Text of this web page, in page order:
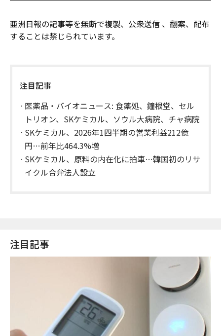
亜洲日報の記事等を無断で複製、公衆送信 、翻案、配布
することは禁じられています。
注目記事
医薬品・バイオニュース: 食薬処、鐘根堂、セル
トリオン、SKケミカル、ソウル大病院、チャ病院
SKケミカル、2026年1四半期の営業利益212億
円…前年比464.3%増
SKケミカル、原料の内在化に拍車…韓国初のリサ
イクル合弁法人設立
注目記事